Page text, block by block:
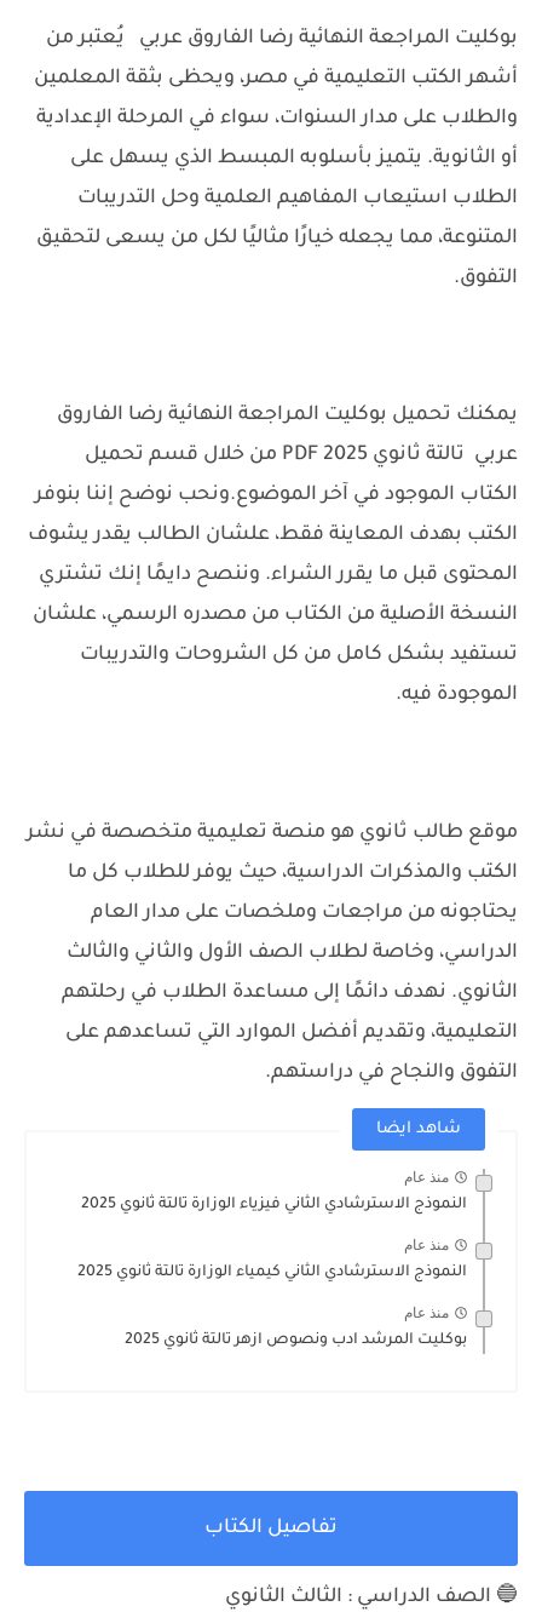
بوكليت المراجعة النهائية رضا الفاروق عربي يُعتبر من
أشهر الكتب التعليمية في مصر، ويحظى بثقة المعلمين
والطلاب على مدار السنوات، سواء في المرحلة الإعدادية
أو الثانوية. يتميز بأسلوبه المبسط الذي يسهل على
الطلاب استيعاب المفاهيم العلمية وحل التدريبات
المتنوعة، مما يجعله خيارًا مثاليًا لكل من يسعى لتحقيق
التفوق.
يمكنك تحميل بوكليت المراجعة النهائية رضا الفاروق
عربي تالتة ثانوي 2025 PDF من خلال قسم تحميل
الكتاب الموجود في آخر الموضوع.ونحب نوضح إننا بنوفر
الكتب بهدف المعاينة فقط، علشان الطالب يقدر يشوف
المحتوى قبل ما يقرر الشراء. وننصح دايمًا إنك تشتري
النسخة الأصلية من الكتاب من مصدره الرسمي، علشان
تستفيد بشكل كامل من كل الشروحات والتدريبات
الموجودة فيه.
موقع طالب ثانوي هو منصة تعليمية متخصصة في نشر
الكتب والمذكرات الدراسية، حيث يوفر للطلاب كل ما
يحتاجونه من مراجعات وملخصات على مدار العام
الدراسي، وخاصة لطلاب الصف الأول والثاني والثالث
الثانوي. نهدف دائمًا إلى مساعدة الطلاب في رحلتهم
التعليمية، وتقديم أفضل الموارد التي تساعدهم على
التفوق والنجاح في دراستهم.
شاهد ايضا
منذ عام
النموذج الاسترشادي الثاني فيزياء الوزارة تالتة ثانوي 2025
منذ عام
النموذج الاسترشادي الثاني كيمياء الوزارة تالتة ثانوي 2025
منذ عام
بوكليت المرشد ادب ونصوص ازهر تالتة ثانوي 2025
تفاصيل الكتاب
🔵 الصف الدراسي : الثالث الثانوي